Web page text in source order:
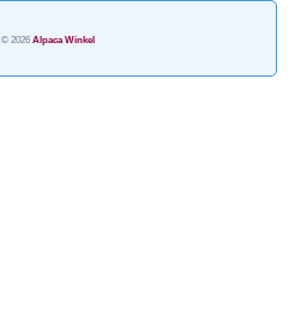
2026 Alpaca Winkel